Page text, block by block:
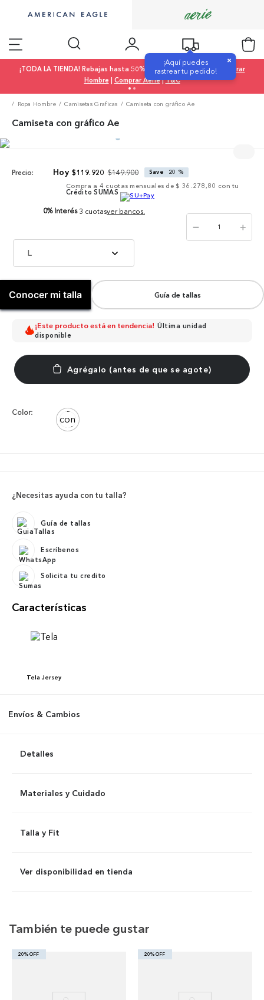
¡Aquí puedes
rastrear tu pedido!
×
¡TODA LA TIENDA! Rebajas hasta 50% OFF |Comprar Mujer|
Comprar
Hombre | Comprar Aerie|T&C
Ropa Hombre Camisetas Graficas Camiseta con gráfico Ae
Camiseta con gráfico Ae
Precio: $119. 920 $149.900 Save 20 %
Compra a 4 cuotas mensuales de $ 36.278,80 con tu
Crédito SUMAS
0% Interés 3 cuotasver bancos.
L
＋
－
Conocer mi talla Guía de tallas
¡Este producto está en tendencia! Última unidad
disponible
Color:
¿Necesitas ayuda con tu talla?
Guía de tallas
Escríbenos
Solicita tu credito
Características
Tela Jersey
Envíos & Cambios
Detalles
Materiales y Cuidado
Talla y Fit
Ver disponibilidad en tienda
También te puede gustar
20% OFF 20% OFF